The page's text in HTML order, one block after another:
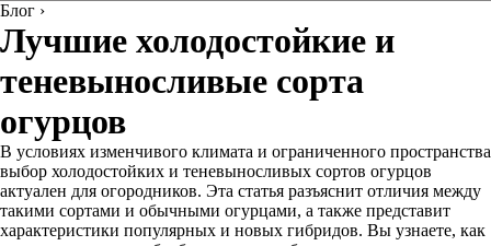
Блог ›
Лучшие холодостойкие и
теневыносливые сорта
огурцов
В условиях изменчивого климата и ограниченного пространства
выбор холодостойких и теневыносливых сортов огурцов
актуален для огородников. Эта статья разъяснит отличия между
такими сортами и обычными огурцами, а также представит
характеристики популярных и новых гибридов. Вы узнаете, как